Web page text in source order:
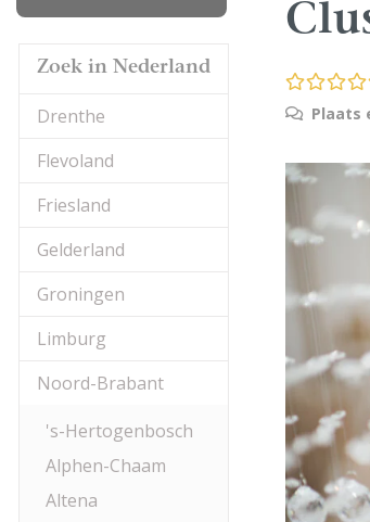
Zoek in Nederland
Drenthe
Flevoland
Friesland
Gelderland
Groningen
Limburg
Noord-Brabant
's-Hertogenbosch
Alphen-Chaam
Altena
Plaats